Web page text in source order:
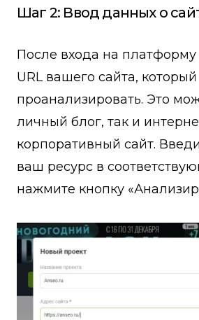
Шаг 2: Ввод данных о
После входа на платформу
URL вашего сайта,
проанализировать. Это
личный блог, так и
корпоративный сайт.
ваш ресурс в
нажмите кнопку